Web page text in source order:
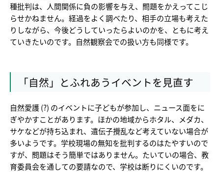
種批判は、人間関係に負の影響を与え、問題をかえってこじ
らせかねません。経過をよく調べたり、相手の立場も考えた
りしながら、今後どうしていったらよいのかを、ともに考え
ていきたいのです。自然観察会での扱い方も同様です。
「自然」とふれあうイベントを見直す
自然愛護 (?) のイベントに子どもが参加し、ニュース面をに
ぎやかすことがあります。ほかの地域からホタル、メダカ、
サケなどが持ち込まれ、遺伝子攪乱など考えていない場合が
多いようです。学校現場の無知を批判するのはたやすいので
すが、問題はそう簡単ではありません。たいていの場合、教
育委員会を通しての要請なので、学校は断りにくいのです。